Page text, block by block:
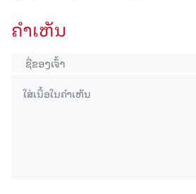
ຄໍາເຫັນ